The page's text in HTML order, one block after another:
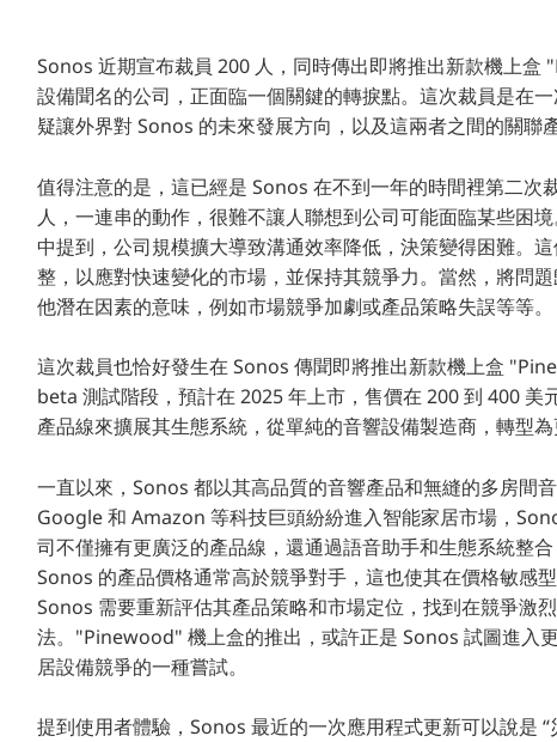
Sonos 近期宣布裁員 200 人，同時傳出即將推出新款機上
設備聞名的公司，正面臨一個關鍵的轉捩點。這次裁員是在
疑讓外界對 Sonos 的未來發展方向，以及這兩者之間的關聯
值得注意的是，這已經是 Sonos 在不到一年的時間裡第二次
人，一連串的動作，很難不讓人聯想到公司可能面臨某些困
中提到，公司規模擴大導致溝通效率降低，決策變得困難。
整，以應對快速變化的市場，並保持其競爭力。當然，將問
他潛在因素的意味，例如市場競爭加劇或產品策略失誤等等。
這次裁員也恰好發生在 Sonos 傳聞即將推出新款機上盒
beta 測試階段，預計在 2025 年上市，售價在 200 到 400 美
產品線來擴展其生態系統，從單純的音響設備製造商，轉型
一直以來，Sonos 都以其高品質的音響產品和無縫的多房間
Google 和 Amazon 等科技巨頭紛紛進入智能家居市場，
司不僅擁有更廣泛的產品線，還通過語音助手和生態系統整
Sonos 的產品價格通常高於競爭對手，這也使其在價格敏感
Sonos 需要重新評估其產品策略和市場定位，找到在競爭激
法。"Pinewood" 機上盒的推出，或許正是 Sonos 試圖進入
居設備競爭的一種嘗試。
提到使用者體驗，Sonos 最近的一次應用程式更新可以說是